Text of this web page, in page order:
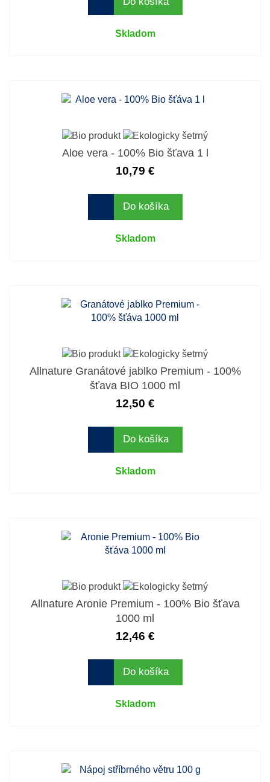
Skladom
Aloe vera - 100% Bio šťava 1 l
10,79 €
Do košíka
Skladom
Allnature Granátové jablko Premium - 100%
šťava BIO 1000 ml
12,50 €
Do košíka
Skladom
Allnature Aronie Premium - 100% Bio šťava
1000 ml
12,46 €
Do košíka
Skladom